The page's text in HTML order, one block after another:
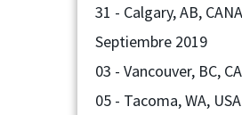
31 - Calgary, AB,
Septiembre 2019
03 - Vancouver, BC,
05 - Tacoma, WA,